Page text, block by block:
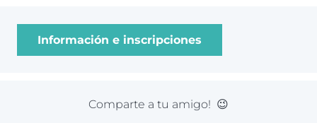
Información e inscripciones
Comparte a tu amigo! 😉